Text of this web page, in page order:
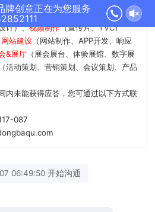
牌创意正在为您服务
计（品牌策略、品牌命名、商标/VI、
计）、视频制作（宣传片、TVC广
网站建设 （网站制作、APP开发、响应
&展厅 （展会展台、体验展馆、数字展
（活动策划、营销策划、会议策划、产品
内未能获得应答，您可通过以下方式联
087
06:49:50 开始沟通